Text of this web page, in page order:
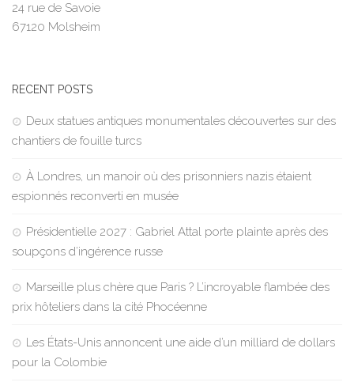
24 rue de Savoie
67120 Molsheim
RECENT POSTS
Deux statues antiques monumentales découvertes sur des
chantiers de fouille turcs
À Londres, un manoir où des prisonniers nazis étaient
espionnés reconverti en musée
Présidentielle 2027 : Gabriel Attal porte plainte après des
soupçons d’ingérence russe
Marseille plus chère que Paris ? L’incroyable flambée des
prix hôteliers dans la cité Phocéenne
Les États-Unis annoncent une aide d’un milliard de dollars
pour la Colombie